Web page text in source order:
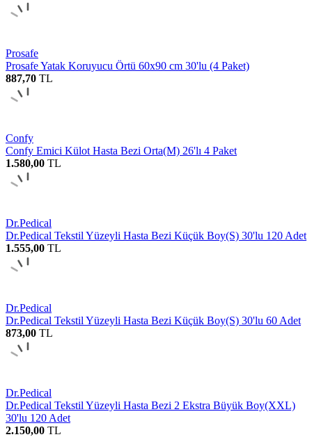
Prosafe
Prosafe Yatak Koruyucu Örtü 60x90 cm 30'lu (4 Paket)
887,70 TL
Confy
Confy Emici Külot Hasta Bezi Orta(M) 26'lı 4 Paket
1.580,00 TL
Dr.Pedical
Dr.Pedical Tekstil Yüzeyli Hasta Bezi Küçük Boy(S) 30'lu 120 Adet
1.555,00 TL
Dr.Pedical
Dr.Pedical Tekstil Yüzeyli Hasta Bezi Küçük Boy(S) 30'lu 60 Adet
873,00 TL
Dr.Pedical
Dr.Pedical Tekstil Yüzeyli Hasta Bezi 2 Ekstra Büyük Boy(XXL)
30'lu 120 Adet
2.150,00 TL